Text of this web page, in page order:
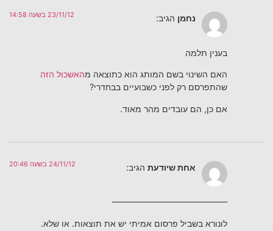
נחמן הגיב: 23/11/12 בשעה 14:58
בענין תלמה
האם השינוי בשם המותג הוא כתוצאה מהאשכול הזה
שהתפרסם רק לפני כשבועיים בבחדרי?
אם כן, הם עובדים מהר מאוד.
אחת שיודעת הגיב: 24/11/12 בשעה 20:46
—————————————–
לונורא בשביל פרסום אמיתי יש את תוצאות. או שלא.